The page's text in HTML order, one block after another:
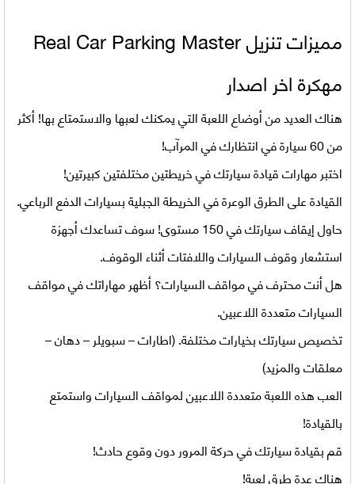
مميزات تنزيلReal Car Parking Master
مهكرة اخر اصدار
هناك العديد من أوضاع اللعبة التي يمكنك لعبها والاستمتاع بها! أكثر
من 60 سيارة في انتظارك في المرآب!
اختبر مهارات قيادة سيارتك في خريطتين مختلفتين كبيرتين!
القيادة على الطرق الوعرة في الخريطة الجبلية بسيارات الدفع الرباعي.
حاول إيقاف سيارتك في 150 مستوى! سوف تساعدك أجهزة
استشعار وقوف السيارات واللافتات أثناء الوقوف.
هل أنت محترف في مواقف السيارات؟ أظهر مهاراتك في مواقف
السيارات متعددة اللاعبين.
تخصيص سيارتك بخيارات مختلفة. (اطارات – سبويلر – دهان –
معلقات والمزيد)
العب هذه اللعبة متعددة اللاعبين لمواقف السيارات واستمتع
بالقيادة!
قم بقيادة سيارتك في حركة المرور دون وقوع حادث!
هناك عدة طرق لعبة!